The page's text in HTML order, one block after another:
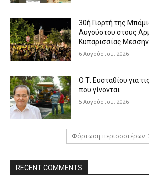
30ή Γιορτή της
Αυγούστου στους
Κυπαρισσίας
6 Αυγούστου, 2026
Ο Τ. Ευσταθίου για
που γίνονται
5 Αυγούστου, 2026
Φόρτωση περισσοτέρων
RECENT COMMENTS